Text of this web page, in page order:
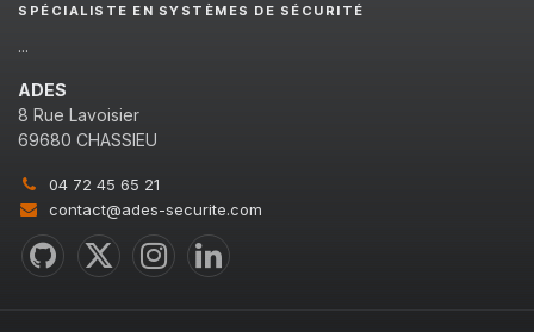
SPÉCIALISTE EN SYSTÈMES DE SÉCURITÉ
...
ADES
8 Rue Lavoisier
69680 CHASSIEU
04 72 45 65 21
contact@ades-securite.com